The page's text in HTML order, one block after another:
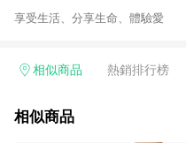
享受生活、分享生命、體驗愛
相似商品 熱銷排行榜
相似商品